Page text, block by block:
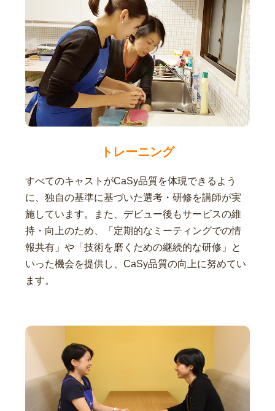
トレーニング
すべてのキャストがCaSy品質を体現できるよう
に、独自の基準に基づいた選考・研修を講師が実
施しています。また、デビュー後もサービスの維
持・向上のため、「定期的なミーティングでの情
報共有」や「技術を磨くための継続的な研修」と
いった機会を提供し、CaSy品質の向上に努めてい
ます。